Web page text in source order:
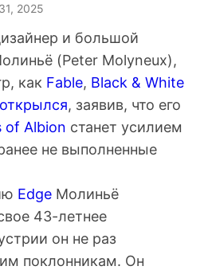
2025
и большой
(Peter Molyneux),
как Fable, Black & White
открылся, заявив, что его
of Albion станет усилием
не выполненные
Edge Молиньё
43-летнее
он не раз
поклонникам. Он